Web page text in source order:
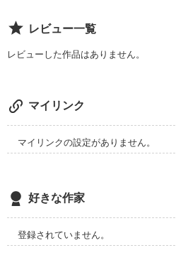
レビュー一覧
レビューした作品はありません。
マイリンク
マイリンクの設定がありません。
好きな作家
登録されていません。